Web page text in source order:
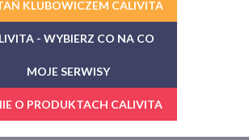
KLUBOWICZEM CALIVITA
- WYBIERZ CO NA CO
MOJE SERWISY
O PRODUKTACH CALIVITA